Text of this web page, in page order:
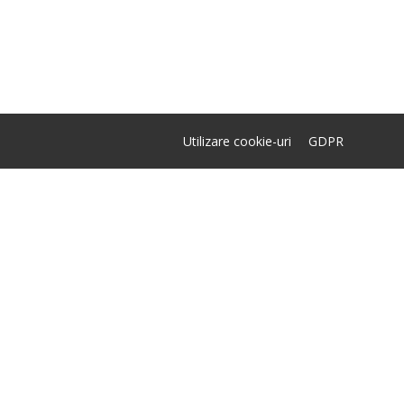
Utilizare cookie-uri GDPR